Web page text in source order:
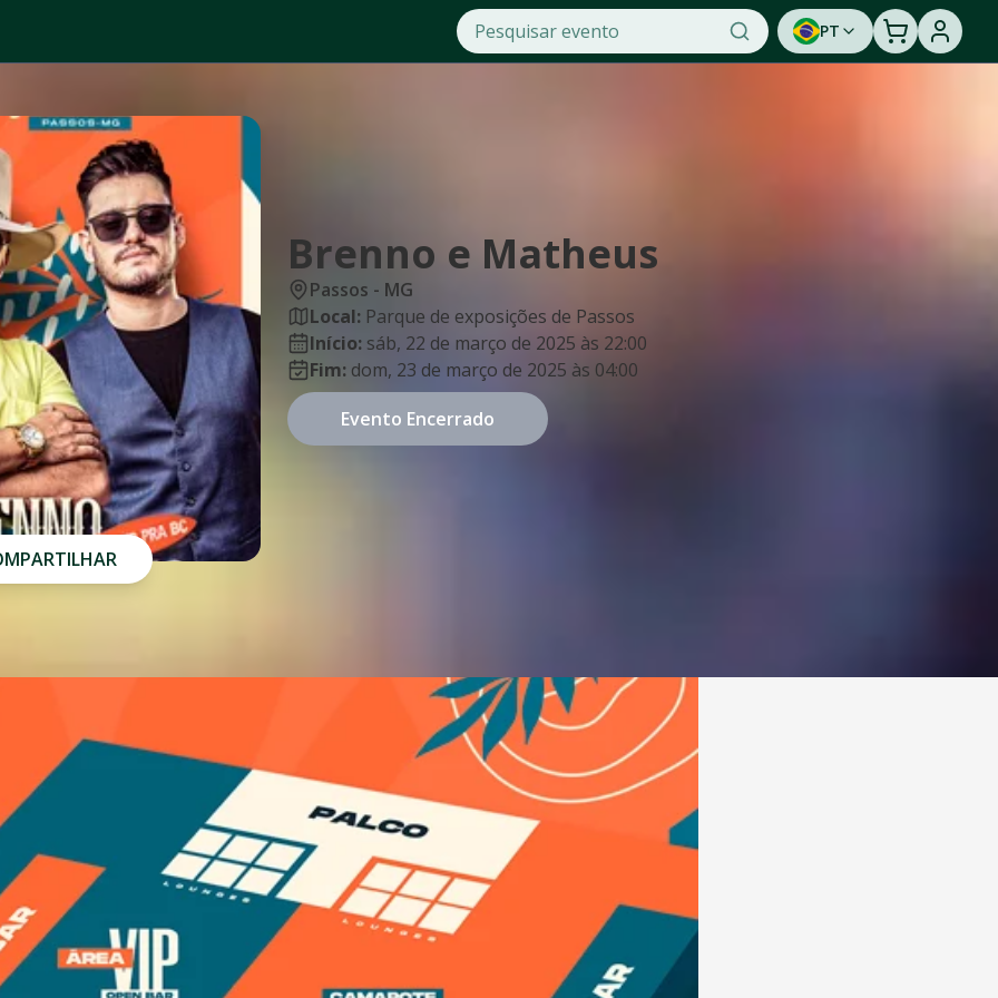
PT
Brenno e Matheus
Passos - MG
Local: Parque de exposições de Passos
Início: sáb, 22 de março de 2025 às 22:00
Fim: dom, 23 de março de 2025 às 04:00
Evento Encerrado